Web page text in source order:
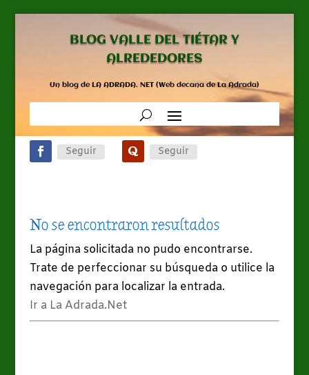
BLOG VALLE DEL TIÉTAR Y
ALREDEDORES
Un blog de LA ADRADA. NET (Web decana de La Adrada)
Seguir Seguir
No se encontraron resultados
La página solicitada no pudo encontrarse.
Trate de perfeccionar su búsqueda o utilice la
navegación para localizar la entrada.
Ir a La Adrada.Net